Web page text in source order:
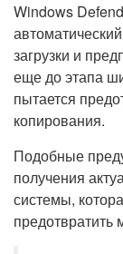
Windows
загрузки и
еще до этапа
пытается
копирования.
Подобные
получения
системы,